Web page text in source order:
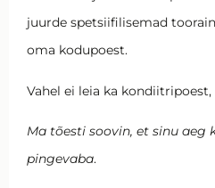
juurde spetsiifilisemad
oma kodupoest.
Vahel ei leia ka kondiitripoest,
Ma tõesti soovin, et sinu
pingevaba.